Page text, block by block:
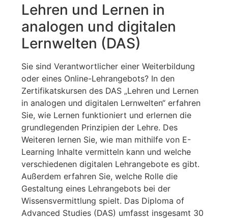
Lehren und Lernen in
analogen und digitalen
Lernwelten (DAS)
Sie sind Verantwortlicher einer Weiterbildung
oder eines Online-Lehrangebots? In den
Zertifikatskursen des DAS „Lehren und Lernen
in analogen und digitalen Lernwelten“ erfahren
Sie, wie Lernen funktioniert und erlernen die
grundlegenden Prinzipien der Lehre. Des
Weiteren lernen Sie, wie man mithilfe von E-
Learning Inhalte vermitteln kann und welche
verschiedenen digitalen Lehrangebote es gibt.
Außerdem erfahren Sie, welche Rolle die
Gestaltung eines Lehrangebots bei der
Wissensvermittlung spielt. Das Diploma of
Advanced Studies (DAS) umfasst insgesamt 30